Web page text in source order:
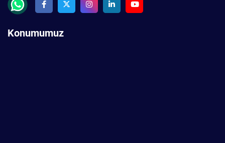
Konumumuz